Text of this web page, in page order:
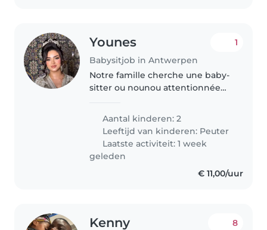
Younes
Babysitjob in Antwerpen
1
Notre famille cherche une baby-
sitter ou nounou attentionnée
âge, pleins de vie et de curiosité.
Disponible pour s'occuper d'eux
à domicile, avec des tâches..
Aantal kinderen: 2
Leeftijd van kinderen: Peuter
Laatste activiteit: 1 week
geleden
€ 11,00/uur
Kenny 8